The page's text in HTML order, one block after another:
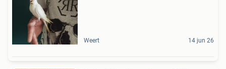
Weert 14 jun 26